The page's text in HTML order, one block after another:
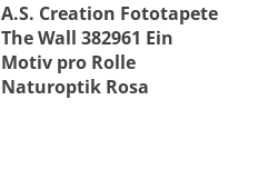
A.S. Creation Fototapete
The Wall 382961 Ein
Motiv pro Rolle
Naturoptik Rosa